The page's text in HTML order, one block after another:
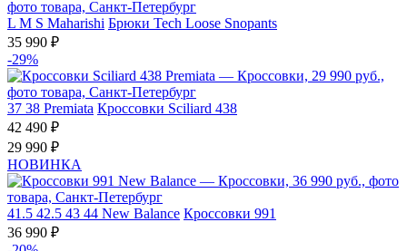
L M S Maharishi Брюки Tech Loose Snopants
35 990 ₽
-29%
37 38 Premiata Кроссовки Sciliard 438
42 490 ₽
29 990 ₽
НОВИНКА
41.5 42.5 43 44 New Balance Кроссовки 991
36 990 ₽